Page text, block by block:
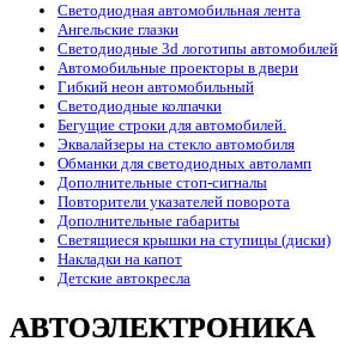
Светодиодная автомобильная лента
Ангельские глазки
Светодиодные 3d логотипы автомобилей
Автомобильные проекторы в двери
Гибкий неон автомобильный
Светодиодные колпачки
Бегущие строки для автомобилей.
Эквалайзеры на стекло автомобиля
Обманки для светодиодных автоламп
Дополнительные стоп-сигналы
Повторители указателей поворота
Дополнительные габариты
Светящиеся крышки на ступицы (диски)
Накладки на капот
Детские автокресла
АВТОЭЛЕКТРОНИКА